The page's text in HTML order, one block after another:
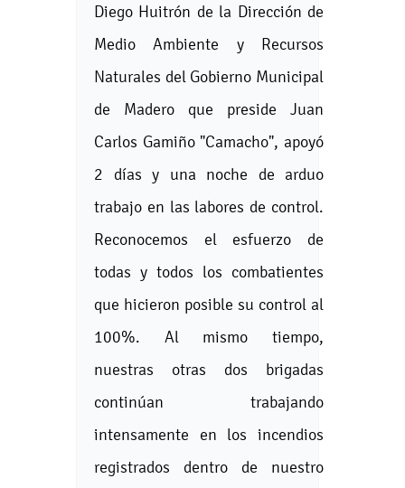
Diego Huitrón de la Dirección de
Medio Ambiente y Recursos
Naturales del Gobierno Municipal
de Madero que preside Juan
Carlos Gamiño "Camacho", apoyó
2 días y una noche de arduo
trabajo en las labores de control.
Reconocemos el esfuerzo de
todas y todos los combatientes
que hicieron posible su control al
100%. Al mismo tiempo,
nuestras otras dos brigadas
continúan trabajando
intensamente en los incendios
registrados dentro de nuestro